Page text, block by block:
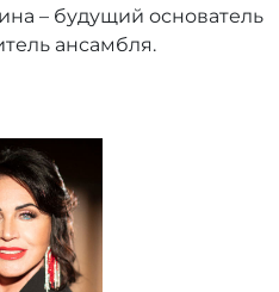
– будущий основатель
ансамбля.